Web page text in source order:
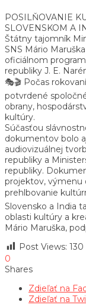
POSILŇOVANIE
SLOVENSKOM A
Štátny tajomník
SNS Mário
oficiálnom
republiky J. E.
🎭🎬 Počas
potvrdené
obrany,
kultúry.
Súčasťou
dokumentov bolo
audiovizuálnej
republiky a
republiky.
projektov, výmenu
prehlbovanie
Slovensko a India
oblasti kultúry a
Mário Maruška,
Post Views: 130
0
Shares
Zdieľať na
Zdieľať na